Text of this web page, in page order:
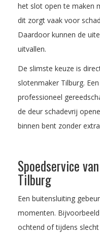
het slot open te maken
dit zorgt vaak voor
Daardoor kunnen de
uitvallen.
De slimste keuze is
slotenmaker Tilburg.
professioneel
de deur schadevrij
binnen bent zonder
Spoedservice
Tilburg
Een buitensluiting
momenten.
ochtend of tijdens